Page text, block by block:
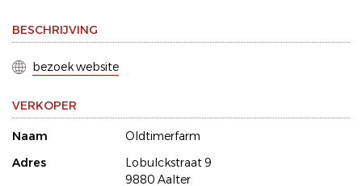
BESCHRIJVING
bezoek website
VERKOPER
Naam
Oldtimerfarm
Adres
Lobulckstraat 9
9880 Aalter